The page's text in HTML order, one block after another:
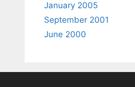
January 2005
September 2001
June 2000